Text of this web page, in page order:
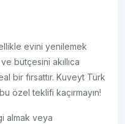
evini yenilemek
bütçesini akıllıca
bir fırsattır. Kuveyt Türk
özel teklifi kaçırmayın!
almak veya